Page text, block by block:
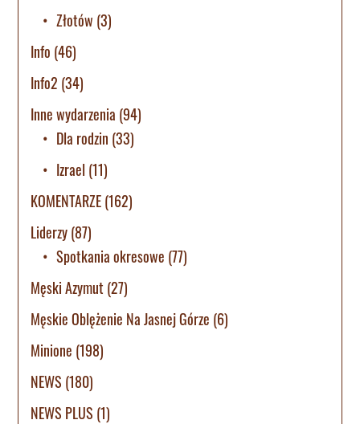
Złotów (3)
Info (46)
Info2 (34)
Inne wydarzenia (94)
Dla rodzin (33)
Izrael (11)
KOMENTARZE(162)
Liderzy(87)
Spotkania okresowe (77)
Męski Azymut (27)
Męskie Oblężenie Na Jasnej Górze (6)
Minione (198)
NEWS (180)
NEWS PLUS (1)